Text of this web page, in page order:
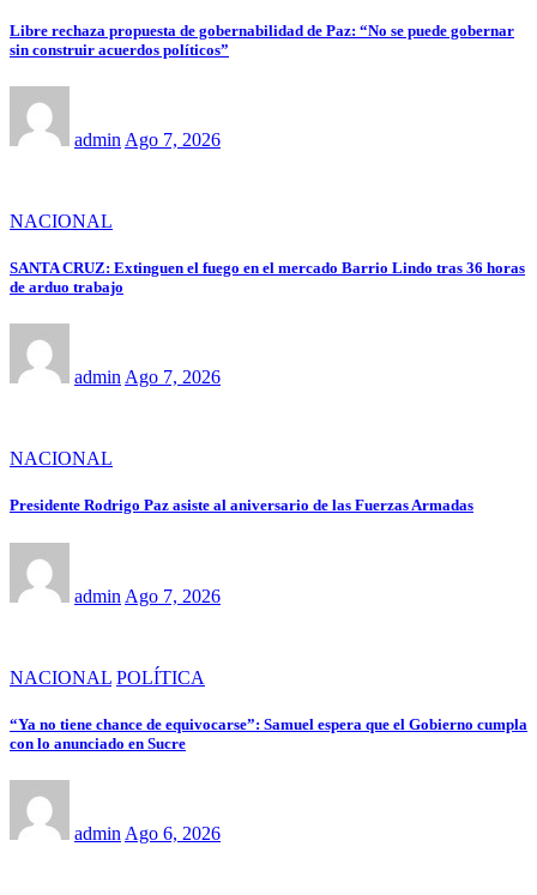
Libre rechaza propuesta de gobernabilidad de Paz: “No se puede gobernar
sin construir acuerdos políticos”
admin Ago 7, 2026
NACIONAL
SANTA CRUZ: Extinguen el fuego en el mercado Barrio Lindo tras 36 horas
de arduo trabajo
admin Ago 7, 2026
NACIONAL
Presidente Rodrigo Paz asiste al aniversario de las Fuerzas Armadas
admin Ago 7, 2026
NACIONAL POLÍTICA
“Ya no tiene chance de equivocarse”: Samuel espera que el Gobierno cumpla
con lo anunciado en Sucre
admin Ago 6, 2026